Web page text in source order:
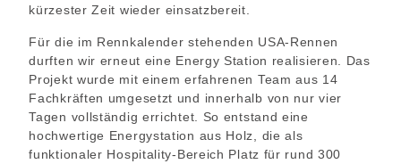
kürzester Zeit wieder einsatzbereit.
Für die im Rennkalender stehenden USA-Rennen
durften wir erneut eine Energy Station realisieren. Das
Projekt wurde mit einem erfahrenen Team aus 14
Fachkräften umgesetzt und innerhalb von nur vier
Tagen vollständig errichtet. So entstand eine
hochwertige Energystation aus Holz, die als
funktionaler Hospitality-Bereich Platz für rund 300